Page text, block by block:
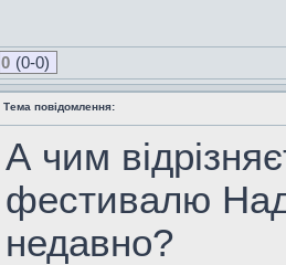
0 (0-0)
Тема повідомлення:
А чим
фестивалю
недавно?